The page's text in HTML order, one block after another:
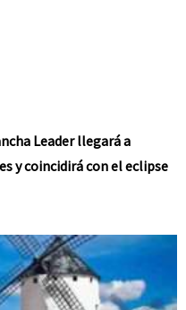
Leader llegará a
y coincidirá con el eclipse